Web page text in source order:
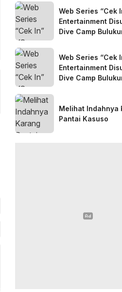
Web Series “Cek
Entertainment
Dive Camp
Web Series “Cek
Entertainment
Dive Camp
Melihat Indahnya
Pantai Kasuso